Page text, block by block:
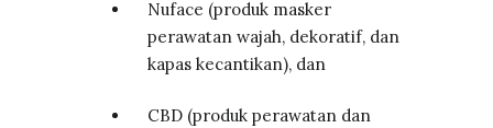
Nuface (produk masker
perawatan wajah, dekoratif, dan
kapas kecantikan), dan
CBD (produk perawatan dan